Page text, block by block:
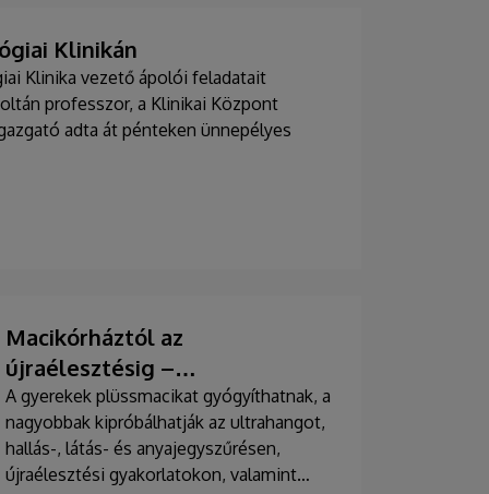
Klinikán
Klinika vezető ápolói feladatait
professzor, a Klinikai Központ
adta át pénteken ünnepélyes
Macikórháztól az
újraélesztésig –
egészségprogramok a
Campuson
A gyerekek plüssmacikat gyógyíthatnak, a
nagyobbak kipróbálhatják az ultrahangot,
hallás-, látás- és anyajegyszűrésen,
újraélesztési gyakorlatokon, valamint